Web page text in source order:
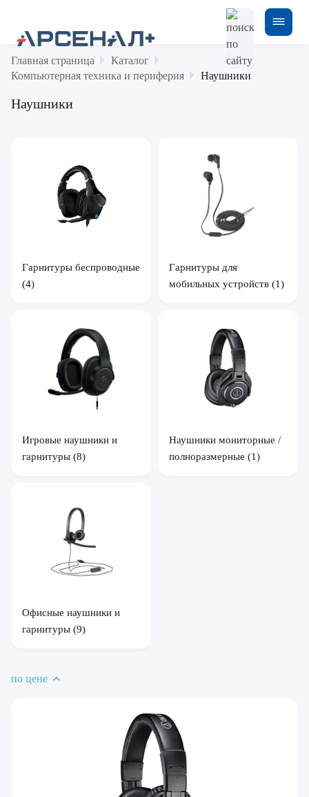
Главная страница
Каталог
Компьютерная техника и периферия
Наушники
Наушники
Гарнитуры беспроводные
(4)
Гарнитуры для
мобильных устройств (1)
Игровые наушники и
гарнитуры (8)
Наушники мониторные /
полноразмерные (1)
Офисные наушники и
гарнитуры (9)
по цене